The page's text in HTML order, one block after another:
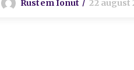
Rustem Ionut 22 august